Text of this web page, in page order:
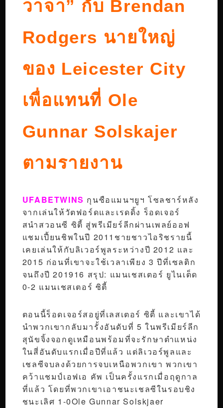
วาจา” กับ Brendan
Rodgers นายใหญ่
ของ Leicester City
เพื่อแทนที่ Ole
Gunnar Solskajer
ตามรายงาน
UFABETWINS กุนซือแมนฯยูฯ โซลชาร์หลัง
จากเล่นให้วัตฟอร์ดและเรดดิ้ง ร็อดเจอร์
สนำสวอนซี ซิตี้ สู่พรีเมียร์ลีกผ่านเพลย์ออฟ
แชมเปี้ยนชิพในปี 2011ชายชาวไอริชรายนี้
เคยเล่นให้กับลิเวอร์พูลระหว่างปี 2012 และ
2015 ก่อนที่เขาจะใช้เวลาเพียง 3 ปีที่เซลติก
จนถึงปี 201916 สรุป: แมนเชสเตอร์ ยูไนเต็ด
0-2 แมนเชสเตอร์ ซิตี้
ตอนนี้ร็อดเจอร์สอยู่ที่เลสเตอร์ ซิตี้ และเขาได้
นำพวกเขากลับมารั้งอันดับที่ 5 ในพรีเมียร์ลีก
สุนัขจิ้งจอกดูเหมือนพร้อมที่จะรักษาตำแหน่ง
ในสี่อันดับแรกเมื่อปีที่แล้ว แต่ลิเวอร์พูลและ
เชลซีจบลงด้วยการจบเหนือพวกเขา พวกเขา
คว้าแชมป์เอฟเอ คัพ เป็นครั้งแรกเมื่อฤดูกาล
ที่แล้ว โดยที่พวกเขาเอาชนะเชลซีในรอบชิง
ชนะเลิศ 1-0Ole Gunnar Solskjaer